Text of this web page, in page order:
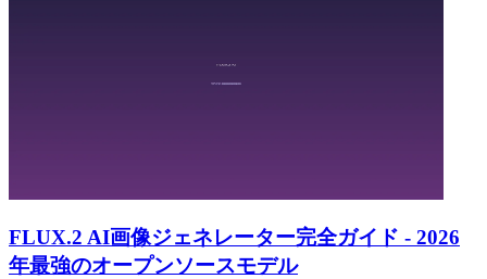
FLUX.2 AI画像ジェネレーター完全ガイド - 2026
年最強のオープンソースモデル